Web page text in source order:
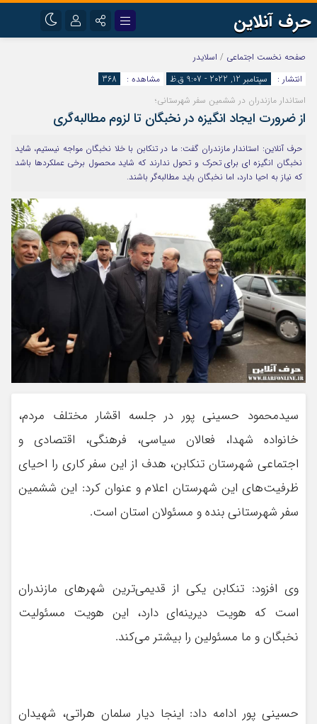
حرف آنلاین
اینستاگرام
آپارات
رمز عبور
مرا به خاطر بسپار
صفحه نخست اجتماعی / اسلایدر
انتشار :
سپتامبر 12, 2022 - 9:07 ق.ظ مشاهده :
368
استاندار مازندران در ششمین سفر شهرستانی؛
از ضرورت ایجاد انگیزه در نخبگان تا لزوم مطالبه‌گری
حرف آنلاین: استاندار مازندران گفت: ما در تنکابن با خلا نخبگان مواجه نیستیم، شاید
نخبگان انگیزه ای برای تحرک و تحول ندارند که شاید محصول برخی عملکردها باشد
که نیاز به احیا دارد، اما نخبگان باید مطالبه‌گر باشند‌.
سیدمحمود حسینی پور در جلسه اقشار مختلف مردم،
خانواده شهدا، فعالان‌ سیاسی، فرهنگی، اقتصادی و
اجتماعی شهرستان تنکابن، هدف از این سفر کاری را احیای
ظرفیت‌های این شهرستان اعلام و عنوان کرد: این ششمین
سفر شهرستانی بنده و مسئولان استان است.
وی افزود: تنکابن یکی از قدیمی‌ترین شهرهای مازندران
است که هویت دیرینه‌ای دارد، این هویت مسئولیت
نخبگان و ما مسئولین را بیشتر می‌کند.
حسینی پور ادامه داد: اینجا دیار سلمان هراتی، شهیدان